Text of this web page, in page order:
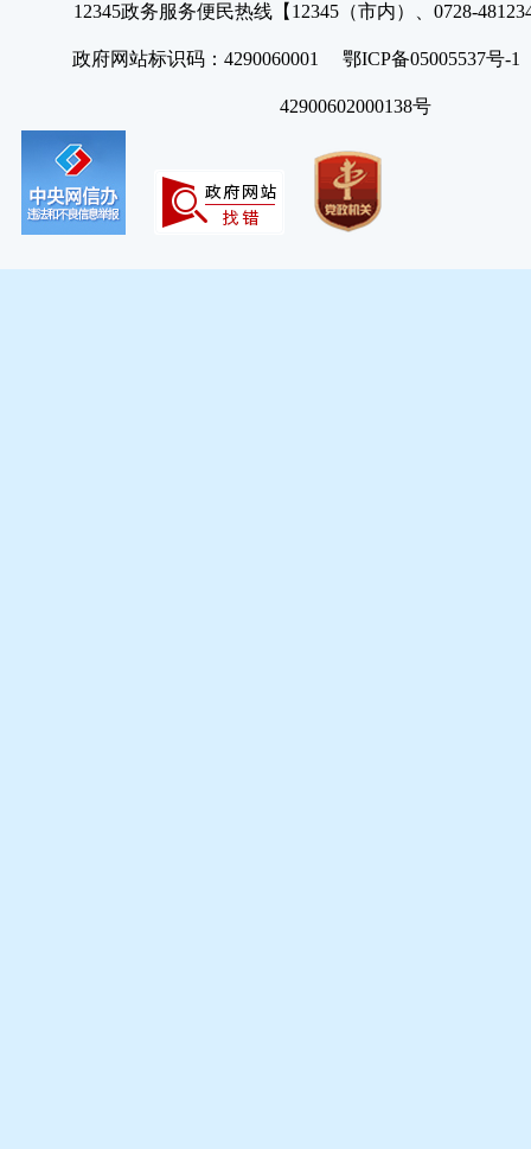
12345政务服务便民热线【12345（市内）、0728-
政府网站标识码：4290060001 鄂ICP备05005537号
42900602000138号